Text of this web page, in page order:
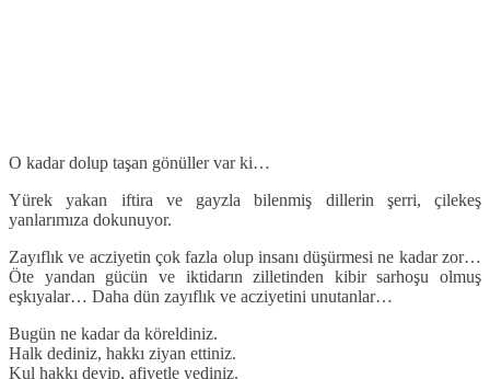
O kadar dolup taşan gönüller var ki…
Yürek yakan iftira ve gayzla bilenmiş dillerin şerri, çilekeş
yanlarımıza dokunuyor.
Zayıflık ve acziyetin çok fazla olup insanı düşürmesi ne kadar zor…
Öte yandan gücün ve iktidarın zilletinden kibir sarhoşu olmuş
eşkıyalar… Daha dün zayıflık ve acziyetini unutanlar…
Bugün ne kadar da köreldiniz.
Halk dediniz, hakkı ziyan ettiniz.
Kul hakkı deyip, afiyetle yediniz.